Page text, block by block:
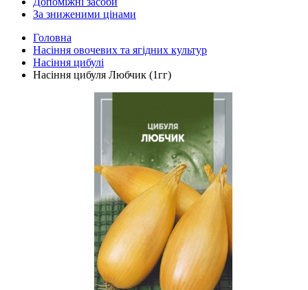
За зниженими цінами
Головна
Насіння овочевих та ягідних культур
Насіння цибулі
Насіння цибуля Любчик (1гг)